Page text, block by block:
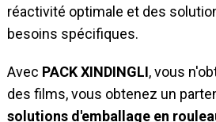
réactivité optimale et des
besoins spécifiques.
Avec PACK XINDINGLI, vous
des films, vous obtenez un
solutions d'emballage en